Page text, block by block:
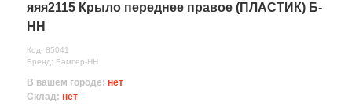
яяя2115 Крыло переднее правое (ПЛАСТИК) Б-
НН
Код: 85041
Бренд: Бампер-НН
В вашем городе: нет
Склад: нет